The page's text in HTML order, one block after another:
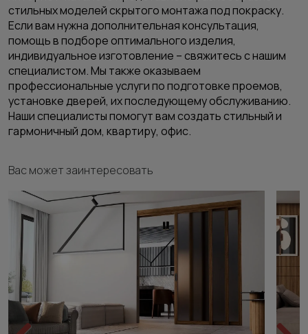
стильных моделей скрытого монтажа под покраску.
Если вам нужна дополнительная консультация,
помощь в подборе оптимального изделия,
индивидуальное изготовление – свяжитесь с нашим
специалистом. Мы также оказываем
профессиональные услуги по подготовке проемов,
установке дверей, их последующему обслуживанию.
Наши специалисты помогут вам создать стильный и
гармоничный дом, квартиру, офис.
Вас может заинтересовать